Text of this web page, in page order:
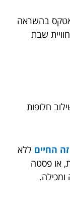
לאטקס בהשראה
שבת
חלופות
החיים ללא
או פסטה
ומכילה.